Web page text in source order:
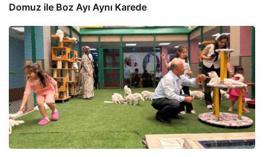
Domuz ile Boz Ayı Aynı Karede